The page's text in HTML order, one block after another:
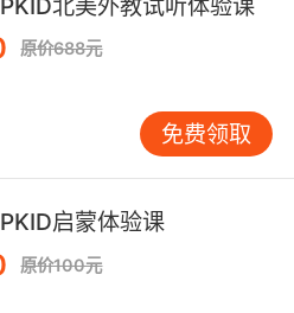
这一用法，您可以更流畅
队活动。
过” 在某些语境中，pass
过”某事物。例如： Let’s
（今晚我们不吃甜点
to pass on the job offer.
会。） 这种用法通常用
其是在面对多个选项时。
助您更清晰地表达自己的
原价688元
免费领取
启蒙体验课
原价100元